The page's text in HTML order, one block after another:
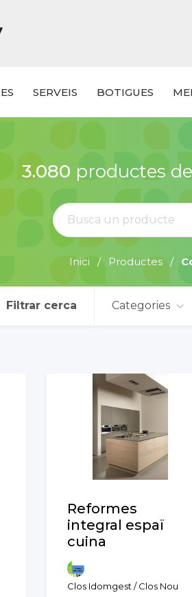
SERVEIS BOTIGUES
3.080 productes
Inici Productes
Filtrar cerca Categories
Reformes
integral espaï
cuina
Clos Idomgest / Clos Nou